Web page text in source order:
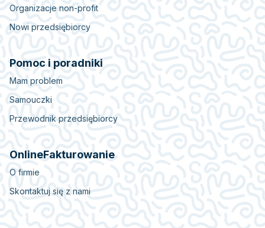
Organizacje non-profit
Nowi przedsiębiorcy
Pomoc i poradniki
Mam problem
Samouczki
Przewodnik przedsiębiorcy
OnlineFakturowanie
O firmie
Skontaktuj się z nami